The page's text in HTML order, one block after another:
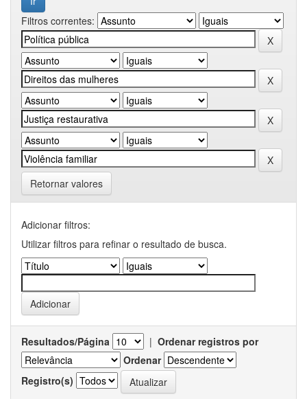
Filtros correntes:
Retornar valores
Adicionar filtros:
Utilizar filtros para refinar o resultado de busca.
Resultados/Página | Ordenar registros por
Ordenar
Registro(s)